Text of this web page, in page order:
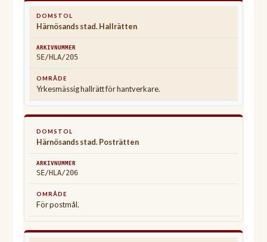
Härnösands stad. Hallrätten
SE/HLA/205
Yrkesmässig hallrätt för hantverkare.
Härnösands stad. Posträtten
SE/HLA/206
För postmål.